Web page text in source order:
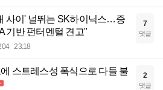
사이' 널뛰는 SK하이닉스…증
기반 펀터멘털 견고"
23:18
7
댓글
스트레스성 폭식으로 다들 불
2
댓글